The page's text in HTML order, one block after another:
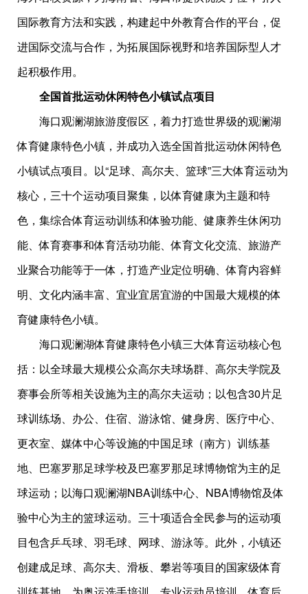
国际教育方法和实践，构建起中外教育合作的平台，促
进国际交流与合作，为拓展国际视野和培养国际型人才
起积极作用。
全国首批运动休闲特色小镇试点项目
海口观澜湖旅游度假区，着力打造世界级的观澜湖
体育健康特色小镇，并成功入选全国首批运动休闲特色
小镇试点项目。以“足球、高尔夫、篮球”三大体育运动为
核心，三十个运动项目聚集，以体育健康为主题和特
色，集综合体育运动训练和体验功能、健康养生休闲功
能、体育赛事和体育活动功能、体育文化交流、旅游产
业聚合功能等于一体，打造产业定位明确、体育内容鲜
明、文化内涵丰富、宜业宜居宜游的中国最大规模的体
育健康特色小镇。
海口观澜湖体育健康特色小镇三大体育运动核心包
括：以全球最大规模公众高尔夫球场群、高尔夫学院及
赛事会所等相关设施为主的高尔夫运动；以包含30片足
球训练场、办公、住宿、游泳馆、健身房、医疗中心、
更衣室、媒体中心等设施的中国足球（南方）训练基
地、巴塞罗那足球学校及巴塞罗那足球博物馆为主的足
球运动；以海口观澜湖NBA训练中心、NBA博物馆及体
验中心为主的篮球运动。三十项适合全民参与的运动项
目包含乒乓球、羽毛球、网球、游泳等。此外，小镇还
创建成足球、高尔夫、滑板、攀岩等项目的国家级体育